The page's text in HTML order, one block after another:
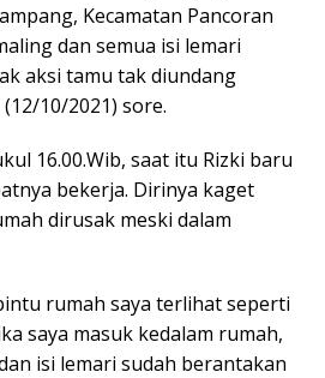
Kecamatan Pancoran
dan semua isi lemari
aksi tamu tak diundang
10/2021) sore.
16.00.Wib, saat itu Rizki baru
bekerja. Dirinya kaget
dirusak meski dalam
rumah saya terlihat seperti
saya masuk kedalam rumah,
isi lemari sudah berantakan